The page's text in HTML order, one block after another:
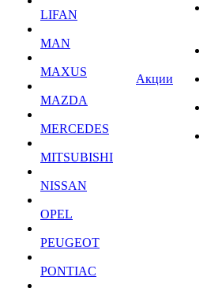
LIFAN
MAN
MAXUS
MAZDA
MERCEDES
MITSUBISHI
NISSAN
OPEL
PEUGEOT
PONTIAC
Акции